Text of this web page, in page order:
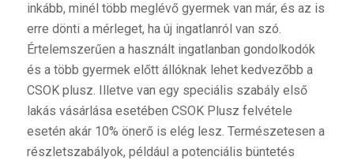
inkább, minél több meglévő gyermek van már, és az is
erre dönti a mérleget, ha új ingatlanról van szó.
Értelemszerűen a használt ingatlanban gondolkodók
és a több gyermek előtt állóknak lehet kedvezőbb a
CSOK plusz. Illetve van egy speciális szabály első
lakás vásárlása esetében CSOK Plusz felvétele
esetén akár 10% önerő is elég lesz. Természetesen a
részletszabályok, például a potenciális büntetés